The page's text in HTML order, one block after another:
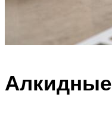
Алкидные